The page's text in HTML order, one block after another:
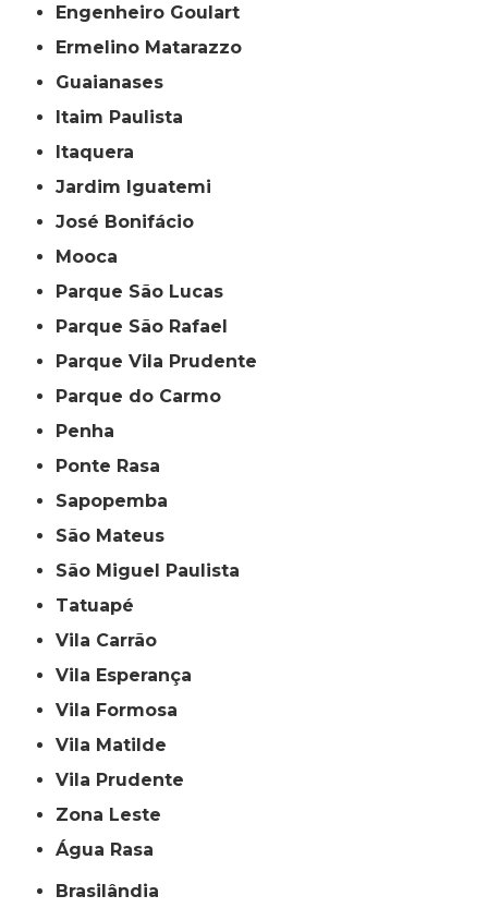
Engenheiro Goulart
Ermelino Matarazzo
Guaianases
Itaim Paulista
Itaquera
Jardim Iguatemi
José Bonifácio
Mooca
Parque São Lucas
Parque São Rafael
Parque Vila Prudente
Parque do Carmo
Penha
Ponte Rasa
Sapopemba
São Mateus
São Miguel Paulista
Tatuapé
Vila Carrão
Vila Esperança
Vila Formosa
Vila Matilde
Vila Prudente
Zona Leste
Água Rasa
Brasilândia